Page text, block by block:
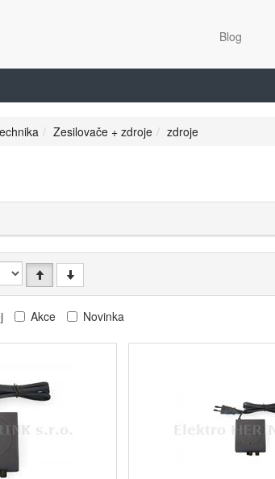
Blog
Zesilovače + zdroje zdroje
Akce Novinka